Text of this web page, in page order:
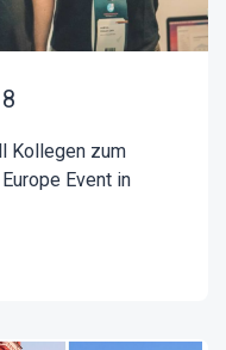
Kollegen zum
Event in